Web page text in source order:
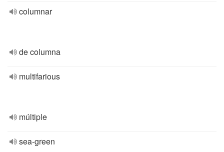
columnar
de columna
multifarious
múltiple
sea-green